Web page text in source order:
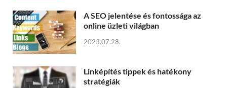
A SEO jelentése és fontossága az
online üzleti világban
2023.07.28.
Linképítés tippek és hatékony
stratégiák